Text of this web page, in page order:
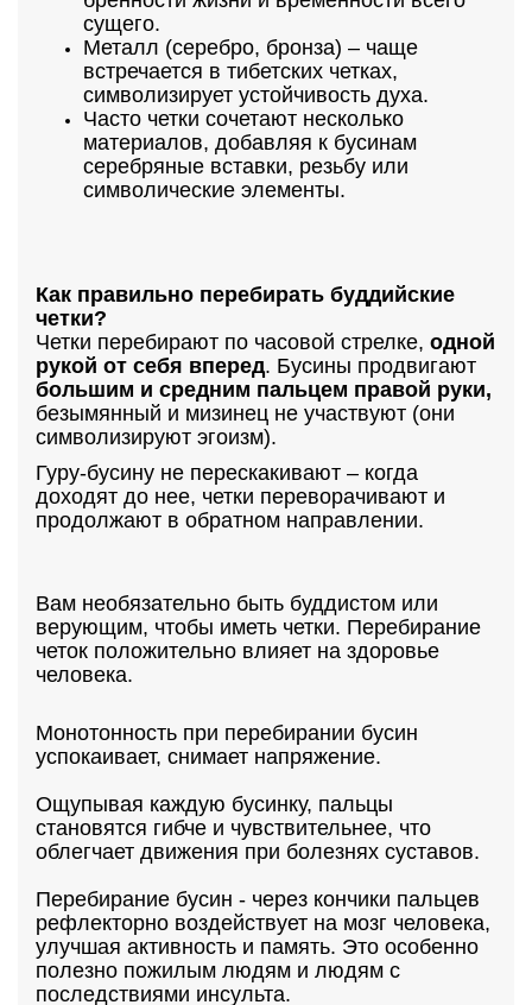
сущего.
Металл (серебро, бронза) – чаще
встречается в тибетских четках,
символизирует устойчивость духа.
Часто четки сочетают несколько
материалов, добавляя к бусинам
серебряные вставки, резьбу или
символические элементы.
Как правильно перебирать буддийские
четки?
Четки перебирают по часовой стрелке, одной
рукой от себя вперед. Бусины продвигают
большим и средним пальцем правой руки,
безымянный и мизинец не участвуют (они
символизируют эгоизм).
Гуру-бусину не перескакивают – когда
доходят до нее, четки переворачивают и
продолжают в обратном направлении.
Вам необязательно быть буддистом или
верующим, чтобы иметь четки. Перебирание
четок положительно влияет на здоровье
человека.
Монотонность при перебирании бусин
успокаивает, снимает напряжение.
Ощупывая каждую бусинку, пальцы
становятся гибче и чувствительнее, что
облегчает движения при болезнях суставов.
Перебирание бусин - через кончики пальцев
рефлекторно воздействует на мозг человека,
улучшая активность и память. Это особенно
полезно пожилым людям и людям с
последствиями инсульта.